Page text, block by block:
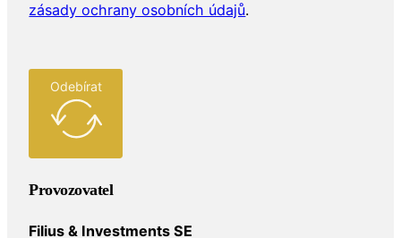
zásady ochrany osobních údajů.
Odebírat
Provozovatel
Filius & Investments SE